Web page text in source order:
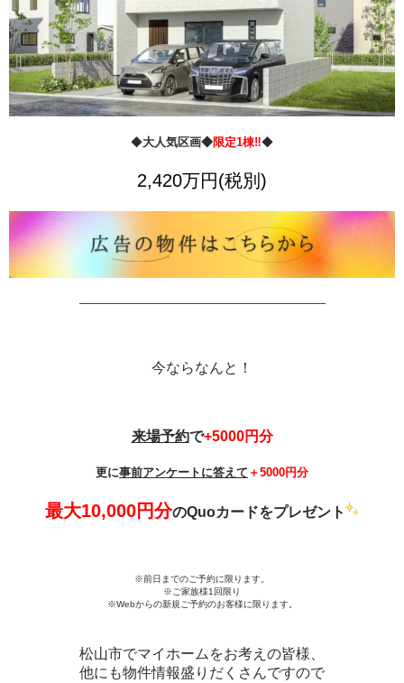
◆大人気区画◆限定1棟‼◆
2,420万円(税別)
—————————————————————
今ならなんと！
来場予約で+5000円分
更に事前アンケートに答えて ＋5000円分
最大10,000円分のQuoカードをプレゼント
※前日までのご予約に限ります。
※ご家族様1回限り
※Webからの新規ご予約のお客様に限ります。
松山市でマイホームをお考えの皆様、
他にも物件情報盛りだくさんですので